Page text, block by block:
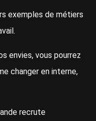
exemples de métiers
envies, vous pourrez
changer en interne,
recrute